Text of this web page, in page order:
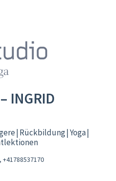
INGRID
| Rückbildung | Yoga |
, +41788537170